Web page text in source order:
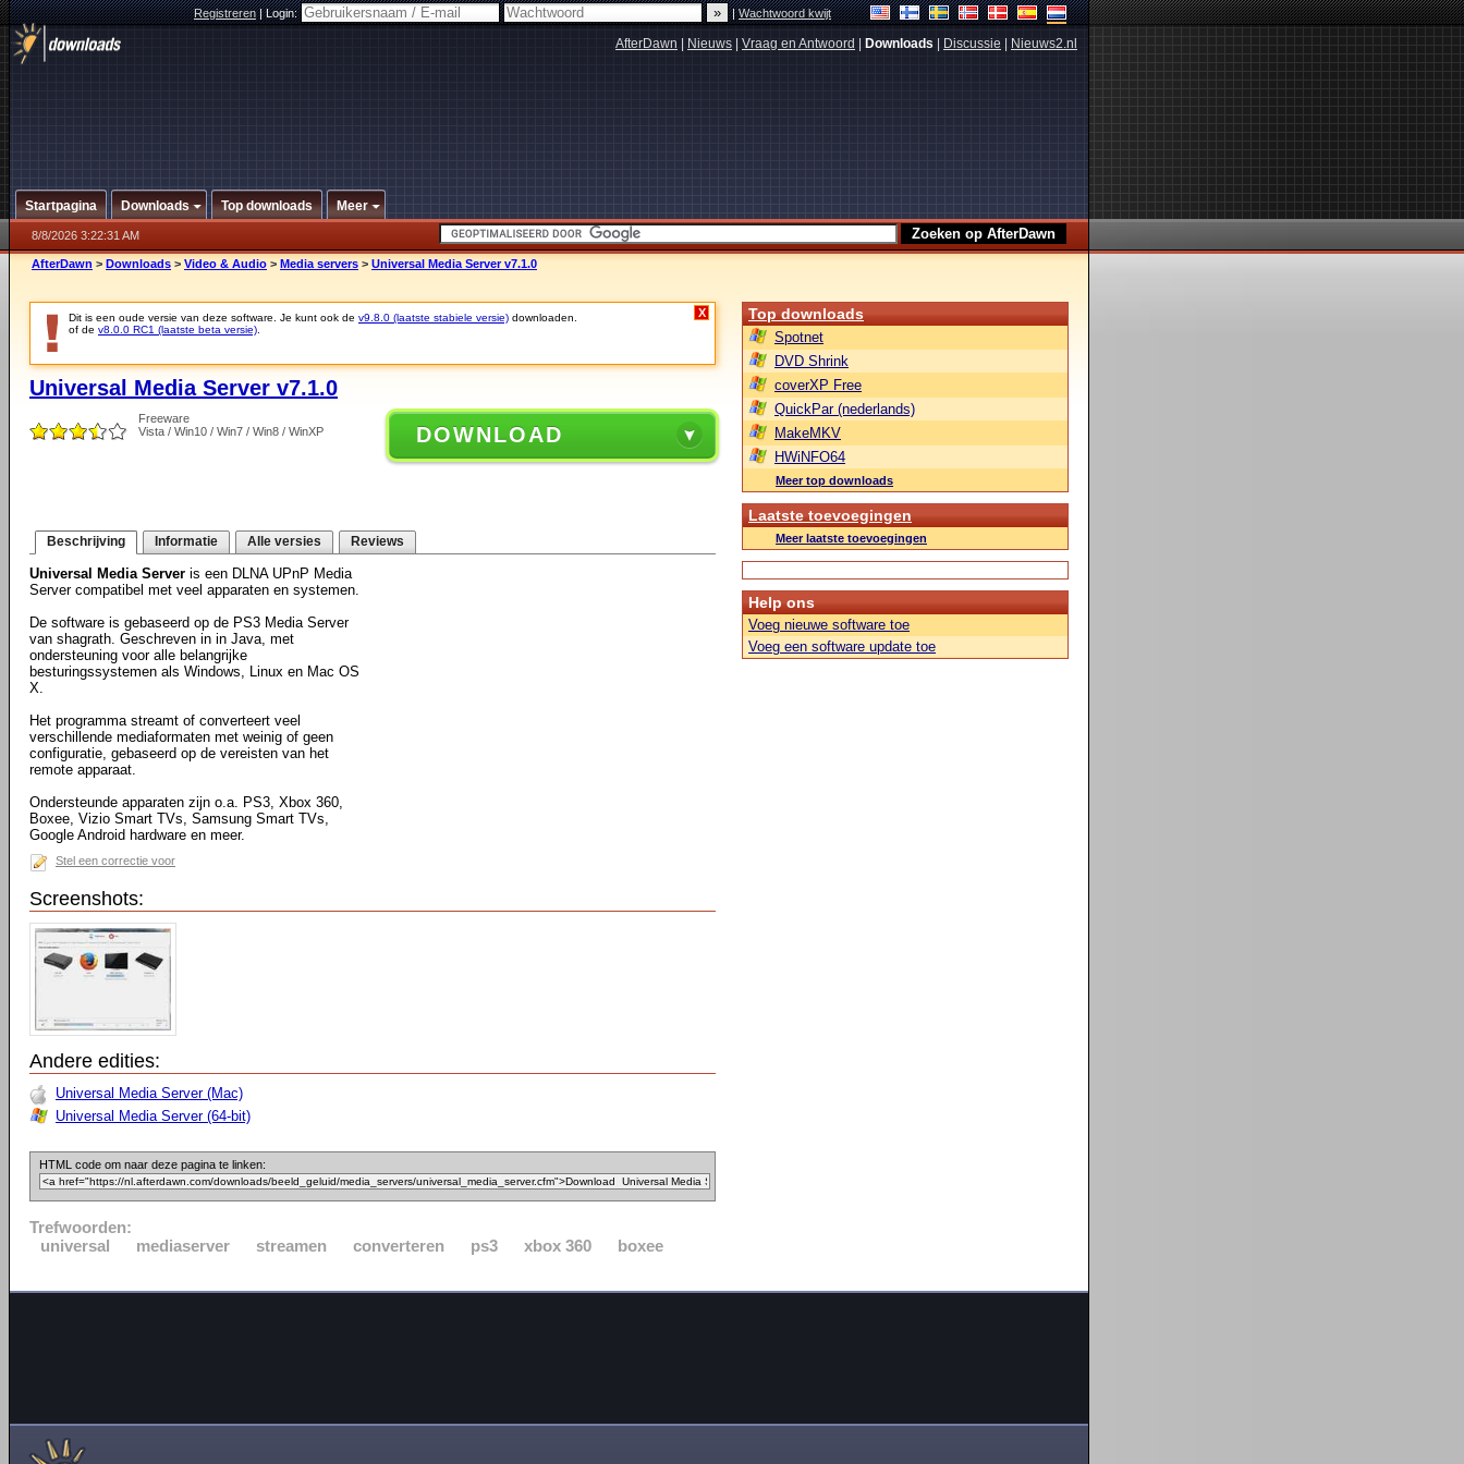
Registreren|Login: |Wachtwoord kwijt
AfterDawn Nieuws Vraag en Antwoord Downloads Discussie Nieuws2.nl
Startpagina Downloads Top downloads Meer
8/8/2026 3:22:31 AM
AfterDawn > Downloads > Video & Audio > Media servers > Universal Media Server v7.1.0
Dit is een oude versie van deze software. Je kunt ook de v9.8.0 (laatste stabiele versie) downloaden.
of de v8.0.0 RC1 (laatste beta versie)
X
Universal Media Server v7.1.0
Freeware
Vista / Win10 / Win7 / Win8 / WinXP
DOWNLOAD
Beschrijving Informatie Alle versies Reviews
Universal Media Server is een DLNA UPnP Media
Server compatibel met veel apparaten en systemen.
De software is gebaseerd op de PS3 Media Server
van shagrath. Geschreven in in Java, met
ondersteuning voor alle belangrijke
besturingssystemen als Windows, Linux en Mac OS
X.
Het programma streamt of converteert veel
verschillende mediaformaten met weinig of geen
configuratie, gebaseerd op de vereisten van het
remote apparaat.
Ondersteunde apparaten zijn o.a. PS3, Xbox 360,
Boxee, Vizio Smart TVs, Samsung Smart TVs,
Google Android hardware en meer.
Stel een correctie voor
Screenshots:
Andere edities:
Universal Media Server (Mac)
Universal Media Server (64-bit)
HTML code om naar deze pagina te linken:
Trefwoorden:
universal
mediaserver streamen converteren ps3 xbox 360 boxee
Top downloads
Spotnet
DVD Shrink
coverXP Free
QuickPar (nederlands)
MakeMKV
HWiNFO64
Meer top downloads
Laatste toevoegingen
Meer laatste toevoegingen
Help ons
Voeg nieuwe software toe
Voeg een software update toe